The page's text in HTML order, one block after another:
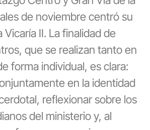
de noviembre centró su
II. La finalidad de
que se realizan tanto en
forma individual, es clara:
en la identidad
reflexionar sobre los
del ministerio y, al